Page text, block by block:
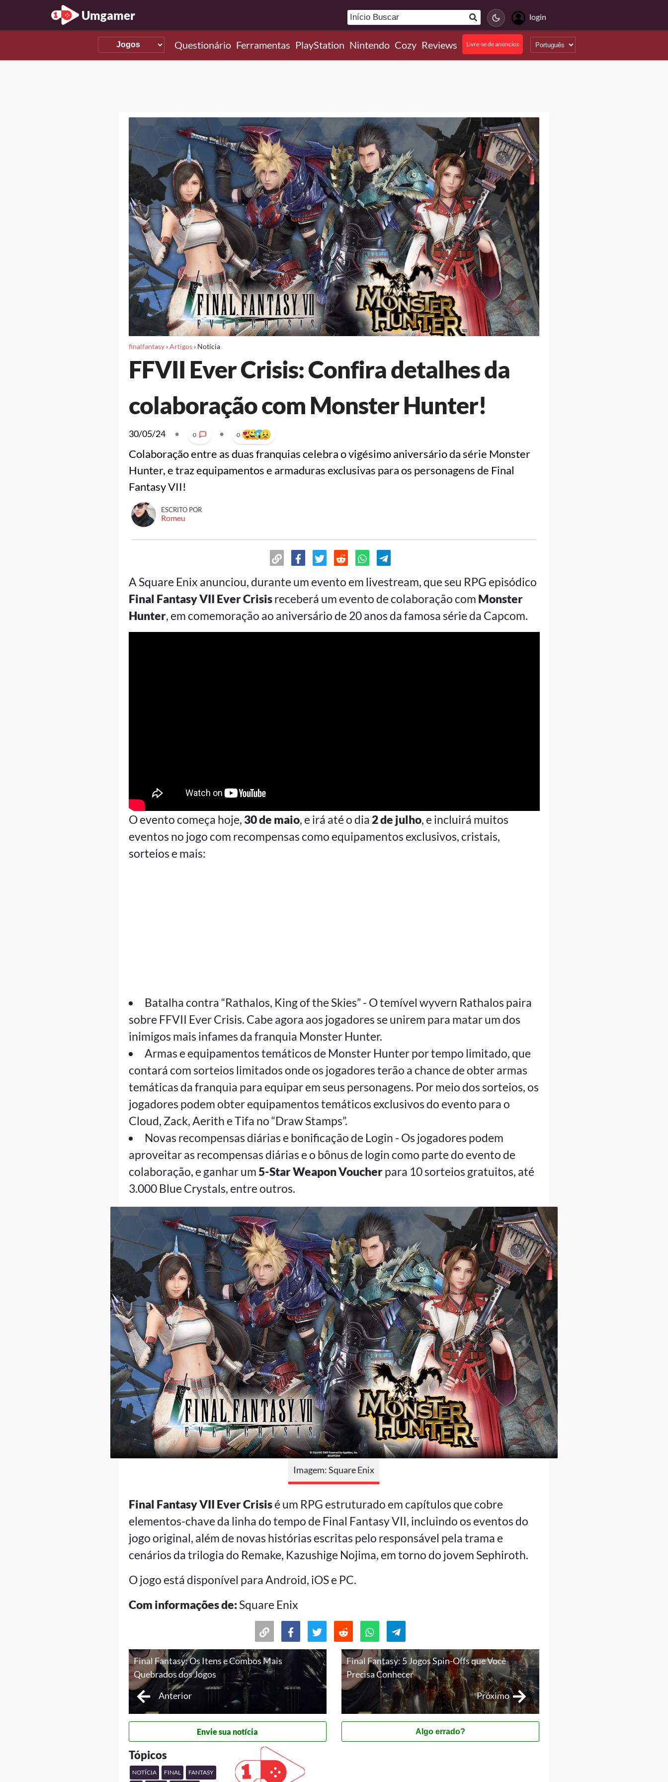
Umgamer login
Questionário Ferramentas PlayStation Nintendo Cozy Reviews Livre-se de anúncios
finalfantasy›Artigos› Notícia
FFVII Ever Crisis: Confira detalhes da
colaboração com Monster Hunter!
30/05/24 • 0 • 0
Colaboração entre as duas franquias celebra o vigésimo aniversário da série Monster
Hunter, e traz equipamentos e armaduras exclusivas para os personagens de Final
Fantasy VII!
ESCRITO POR
Romeu
A Square Enix anunciou, durante um evento em livestream, que seu RPG episódico
Final Fantasy VII Ever Crisisreceberá um evento de colaboração com Monster
Hunter, em comemoração ao aniversário de 20 anos da famosa série da Capcom.
O evento começa hoje, 30 de maio, e irá até o dia2 de julho, e incluirá muitos
eventos no jogo com recompensas como equipamentos exclusivos, cristais,
sorteios e mais:
Batalha contra “Rathalos, King of the Skies” - O temível wyvern Rathalos paira
sobre FFVII Ever Crisis. Cabe agora aos jogadores se unirem para matar um dos
inimigos mais infames da franquia Monster Hunter.
Armas e equipamentos temáticos de Monster Hunter por tempo limitado, que
contará com sorteios limitados onde os jogadores terão a chance de obter armas
temáticas da franquia para equipar em seus personagens. Por meio dos sorteios, os
jogadores podem obter equipamentos temáticos exclusivos do evento para o
Cloud, Zack, Aerith e Tifa no “Draw Stamps”.
Novas recompensas diárias e bonificação de Login - Os jogadores podem
aproveitar as recompensas diárias e o bônus de login como parte do evento de
colaboração, e ganhar um5-Star Weapon Voucherpara 10 sorteios gratuitos, até
3.000 Blue Crystals, entre outros.
Imagem: Square Enix
Final Fantasy VII Ever Crisisé um RPG estruturado em capítulos que cobre
elementos-chave da linha do tempo de Final Fantasy VII, incluindo os eventos do
jogo original, além de novas histórias escritas pelo responsável pela trama e
cenários da trilogia do Remake, Kazushige Nojima, em torno do jovem Sephiroth.
O jogo está disponível para Android, iOS e PC.
Com informações de: Square Enix
Final Fantasy: Os Itens e Combos Mais
Quebrados dos Jogos
Anterior
Final Fantasy: 5 Jogos Spin-Offs que Você
Precisa Conhecer
Próximo
Envie sua notícia Algo errado?
Tópicos
NOTÍCIA FINAL FANTASY